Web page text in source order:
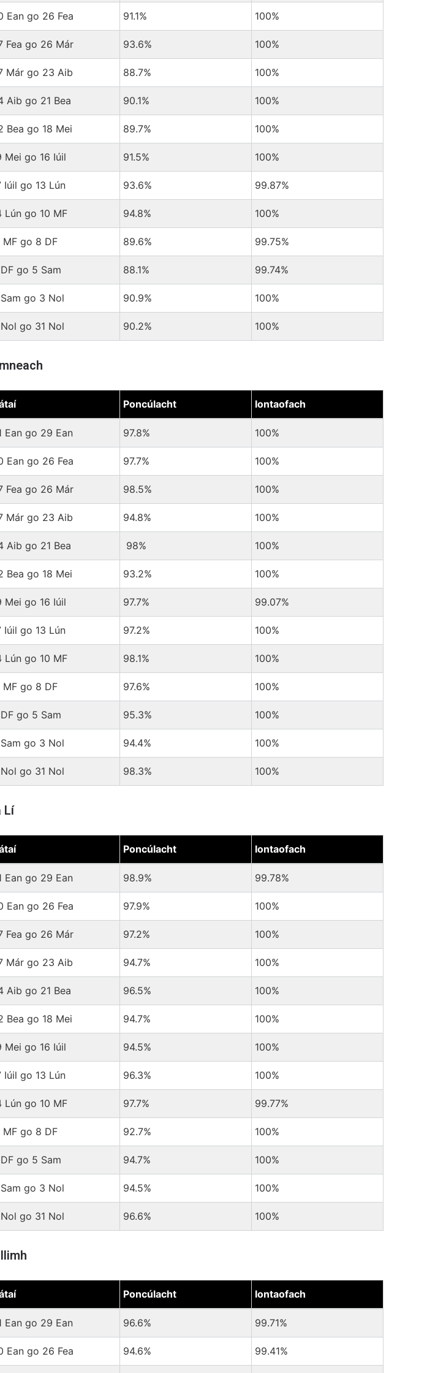
Ean go 26 Fea 91.1% 100%
Fea go 26 Már 93.6% 100%
Már go 23 Aib 88.7% 100%
Aib go 21 Bea 90.1% 100%
Bea go 18 Mei 89.7% 100%
Mei go 16 Iúil 91.5% 100%
Iúil go 13 Lún 93.6% 99.87%
Lún go 10 MF 94.8% 100%
MF go 8 DF 89.6% 99.75%
go 5 Sam 88.1% 99.74%
go 3 Nol 90.9% 100%
go 31 Nol 90.2% 100%
Poncúlacht Iontaofach
Ean go 29 Ean 97.8% 100%
Ean go 26 Fea 97.7% 100%
Fea go 26 Már 98.5% 100%
Már go 23 Aib 94.8% 100%
Aib go 21 Bea 98% 100%
Bea go 18 Mei 93.2% 100%
Mei go 16 Iúil 97.7% 99.07%
Iúil go 13 Lún 97.2% 100%
Lún go 10 MF 98.1% 100%
MF go 8 DF 97.6% 100%
go 5 Sam 95.3% 100%
go 3 Nol 94.4% 100%
go 31 Nol 98.3% 100%
Lí
Poncúlacht Iontaofach
Ean go 29 Ean 98.9% 99.78%
Ean go 26 Fea 97.9% 100%
Fea go 26 Már 97.2% 100%
Már go 23 Aib 94.7% 100%
Aib go 21 Bea 96.5% 100%
Bea go 18 Mei 94.7% 100%
Mei go 16 Iúil 94.5% 100%
Iúil go 13 Lún 96.3% 100%
Lún go 10 MF 97.7% 99.77%
MF go 8 DF 92.7% 100%
go 5 Sam 94.7% 100%
go 3 Nol 94.5% 100%
go 31 Nol 96.6% 100%
Poncúlacht Iontaofach
Ean go 29 Ean 96.6% 99.71%
Ean go 26 Fea 94.6% 99.41%